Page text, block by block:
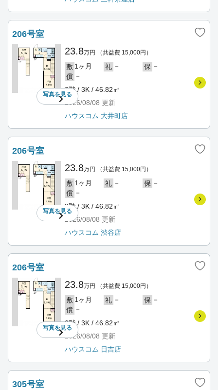
206号室
写真を見る
23.8万円 （共益費 15,000円）
敷 1ヶ月 礼 － 保 －
償 －
2階 / 3K / 46.82㎡
2026/08/08 更新
ハウスコム 大井町店
206号室
写真を見る
23.8万円 （共益費 15,000円）
敷 1ヶ月 礼 － 保 －
償 －
2階 / 3K / 46.82㎡
2026/08/08 更新
ハウスコム 渋谷店
206号室
写真を見る
23.8万円 （共益費 15,000円）
敷 1ヶ月 礼 － 保 －
償 －
2階 / 3K / 46.82㎡
2026/08/08 更新
ハウスコム 日吉店
305号室